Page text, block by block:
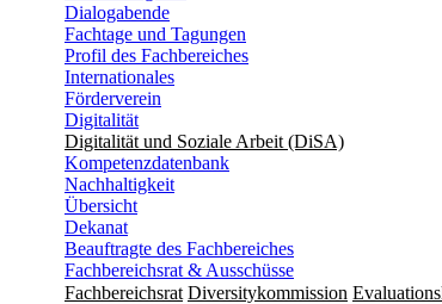
Dialogabende
Fachtage und Tagungen
Profil des Fachbereiches
Internationales
Förderverein
Digitalität
Digitalität und Soziale Arbeit (DiSA)
Kompetenzdatenbank
Nachhaltigkeit
Übersicht
Dekanat
Beauftragte des Fachbereiches
Fachbereichsrat & Ausschüsse
Fachbereichsrat Diversitykommission